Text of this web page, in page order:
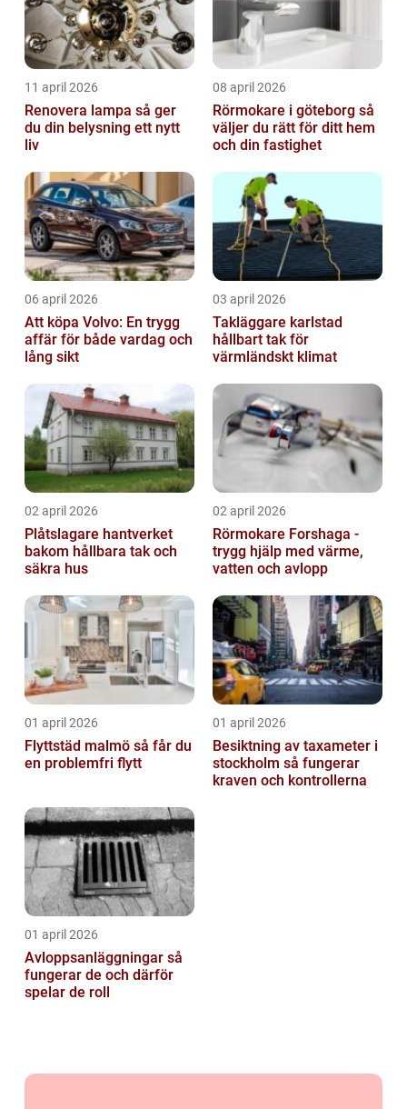
11 april 2026
Renovera lampa så ger
du din belysning ett nytt
liv
08 april 2026
Rörmokare i göteborg så
väljer du rätt för ditt hem
och din fastighet
06 april 2026
Att köpa Volvo: En trygg
affär för både vardag och
lång sikt
03 april 2026
Takläggare karlstad
hållbart tak för
värmländskt klimat
02 april 2026
Plåtslagare hantverket
bakom hållbara tak och
säkra hus
02 april 2026
Rörmokare Forshaga -
trygg hjälp med värme,
vatten och avlopp
01 april 2026
Flyttstäd malmö så får du
en problemfri flytt
01 april 2026
Besiktning av taxameter i
stockholm så fungerar
kraven och kontrollerna
01 april 2026
Avloppsanläggningar så
fungerar de och därför
spelar de roll